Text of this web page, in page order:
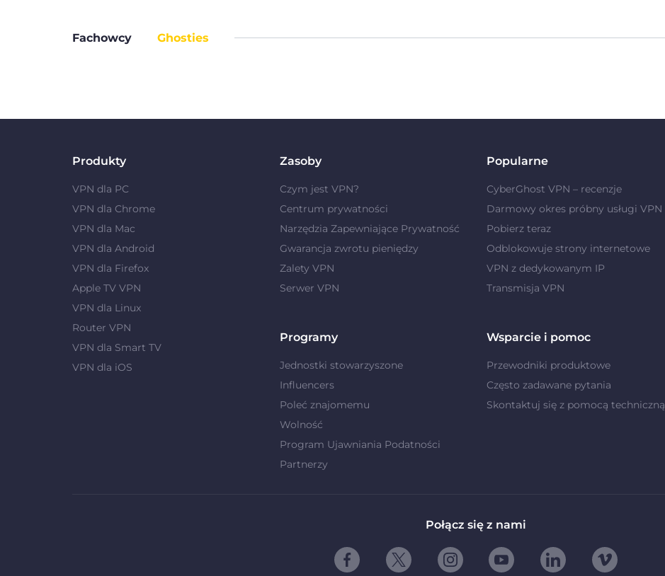
Fachowcy Ghosties
Produkty
VPN dla PC
VPN dla Chrome
VPN dla Mac
VPN dla Android
VPN dla Firefox
Apple TV VPN
VPN dla Linux
Router VPN
VPN dla Smart TV
VPN dla iOS
Zasoby
Czym jest VPN?
Centrum prywatności
Narzędzia Zapewniające Prywatność
Gwarancja zwrotu pieniędzy
Zalety VPN
Serwer VPN
Popularne
CyberGhost VPN – recenzje
Darmowy okres próbny usługi VPN
Pobierz teraz
Odblokowuje strony internetowe
VPN z dedykowanym IP
Transmisja VPN
Programy
Jednostki stowarzyszone
Influencers
Poleć znajomemu
Wolność
Program Ujawniania Podatności
Partnerzy
Wsparcie i pomoc
Przewodniki produktowe
Często zadawane pytania
Skontaktuj się z pomocą techniczną
Połącz się z nami